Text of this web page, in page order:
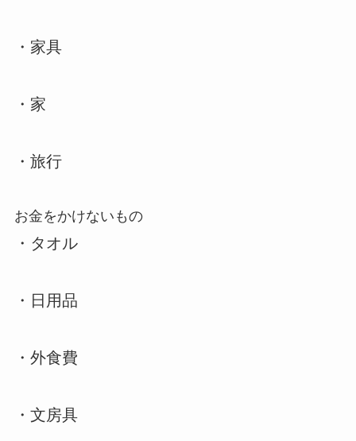
・家具
・家
・旅行
お金をかけないもの
・タオル
・日用品
・外食費
・文房具